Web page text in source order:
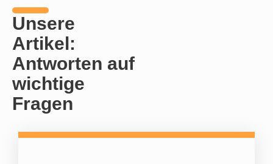
Unsere
Artikel:
Antworten auf
wichtige
Fragen